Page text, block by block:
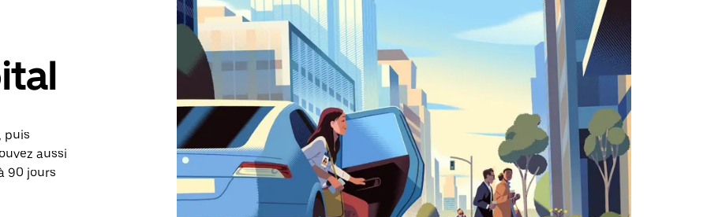
puis
aussi
90 jours